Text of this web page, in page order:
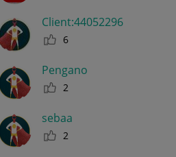
Client:44052296
6
Pengano
2
sebaa
2